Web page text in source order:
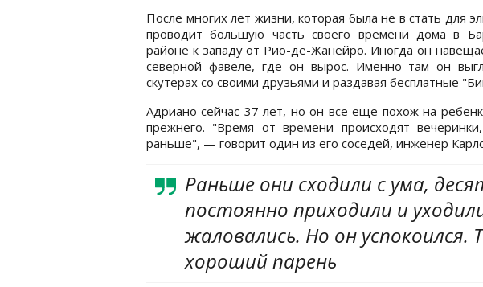
После многих лет жизни, которая была не в стать для
проводит большую часть своего времени дома в
районе к западу от Рио-де-Жанейро. Иногда он
северной фавеле, где он вырос. Именно там он
скутерах со своими друзьями и раздавая бесплатные
Адриано сейчас 37 лет, но он все еще похож на
прежнего. "Время от времени происходят
раньше", — говорит один из его соседей, инженер
Раньше они сходили с ума,
постоянно приходили и
жаловались. Но он успокоился.
хороший парень